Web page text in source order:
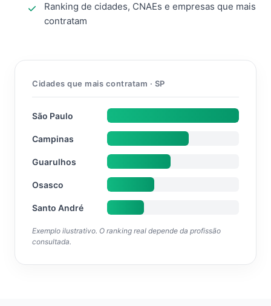
Ranking de cidades, CNAEs e empresas que mais
contratam
Cidades que mais contratam · SP
São Paulo
Campinas
Guarulhos
Osasco
Santo André
Exemplo ilustrativo. O ranking real depende da profissão
consultada.